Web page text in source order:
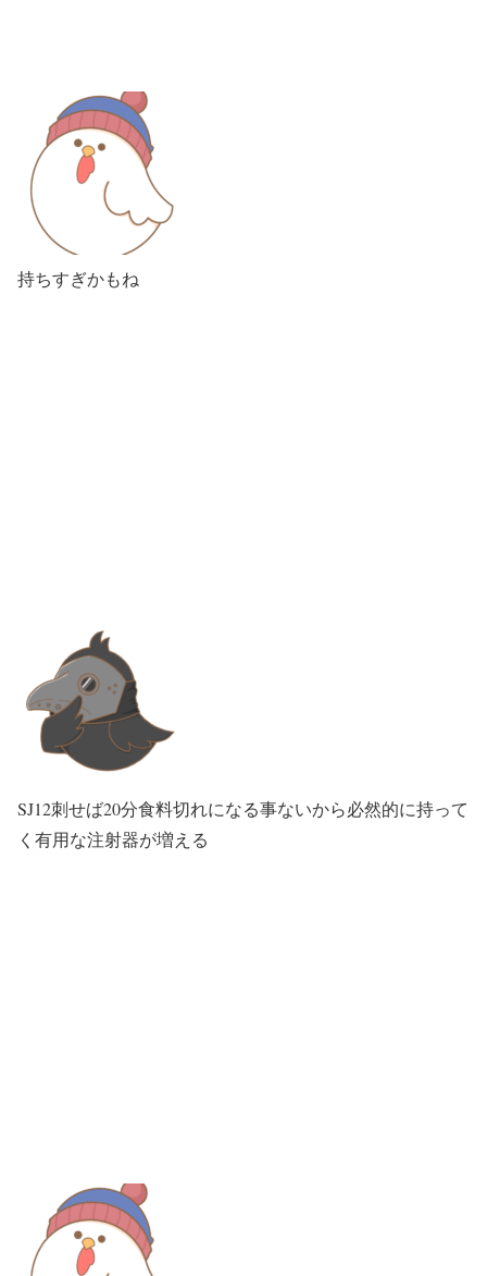
持ちすぎかもね
SJ12刺せば20分食料切れになる事ないから必然的に持って
く有用な注射器が増える